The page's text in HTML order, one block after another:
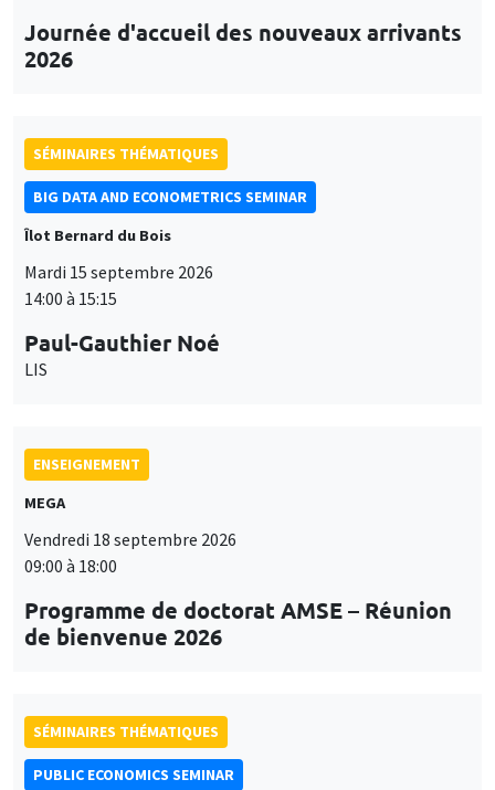
Journée d'accueil des nouveaux arrivants
2026
SÉMINAIRES THÉMATIQUES
BIG DATA AND ECONOMETRICS SEMINAR
Îlot Bernard du Bois
Mardi 15 septembre 2026
14:00 à 15:15
Paul-Gauthier Noé
LIS
ENSEIGNEMENT
MEGA
Vendredi 18 septembre 2026
09:00 à 18:00
Programme de doctorat AMSE – Réunion
de bienvenue 2026
SÉMINAIRES THÉMATIQUES
PUBLIC ECONOMICS SEMINAR